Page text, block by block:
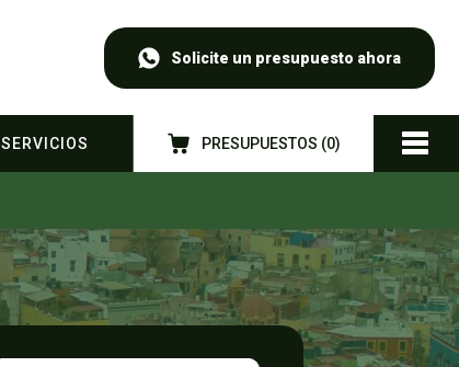
Solicite un presupuesto ahora
SERVICIOS PRESUPUESTOS (0)